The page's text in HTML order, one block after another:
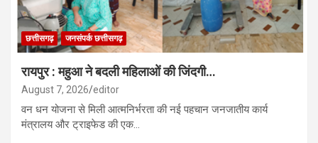
छत्तीसगढ़ जनसंपर्क छत्तीसगढ़
रायपुर : महुआ ने बदली महिलाओं की जिंदगी…
August 7, 2026 editor
वन धन योजना से मिली आत्मनिर्भरता की नई पहचान जनजातीय कार्य
मंत्रालय और ट्राइफेड की एक…